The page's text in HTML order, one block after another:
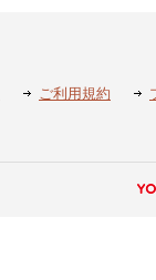
ご利用規約